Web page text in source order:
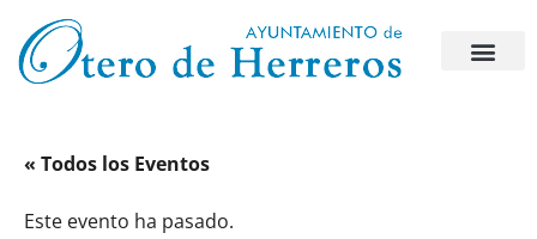
« Todos los Eventos
Este evento ha pasado.